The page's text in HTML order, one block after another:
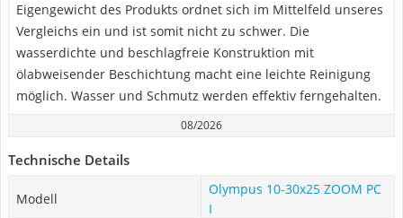
Eigengewicht des Produkts ordnet sich im Mittelfeld unseres
Vergleichs ein und ist somit nicht zu schwer. Die
wasserdichte und beschlagfreie Konstruktion mit
ölabweisender Beschichtung macht eine leichte Reinigung
möglich. Wasser und Schmutz werden effektiv ferngehalten.
08/2026
Technische Details
Modell
Olympus 10-30x25 ZOOM PC
I